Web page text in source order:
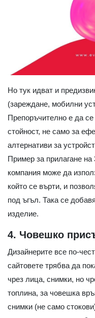
Но тук идват и
(зареждане, мобилни
Препоръчително е да се
стойност, не само за
алтернативи за
Пример за прилагане на
компания може да
който се върти, и
под ъгъл. Така се
изделие.
4. Човешко
Дизайнерите все по-
сайтовете трябва да
чрез лица, снимки, но
топлина, за човешка
снимки (не само